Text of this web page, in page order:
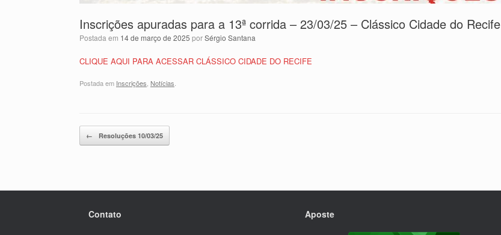
Inscrições apuradas para a 13ª corrida – 23/03/25 – Clássico Cidade do Recife
Postada em 14 de março de 2025 porSérgio Santana
CLIQUE AQUI PARA ACESSAR CLÁSSICO CIDADE DO RECIFE
Postada em Inscrições Notícias
Post navigation
← Resoluções 10/03/25
Contato Aposte